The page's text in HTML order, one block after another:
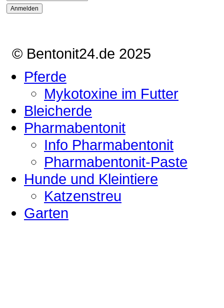
© Bentonit24.de 2025
Pferde
Mykotoxine im Futter
Bleicherde
Pharmabentonit
Info Pharmabentonit
Pharmabentonit-Paste
Hunde und Kleintiere
Katzenstreu
Garten